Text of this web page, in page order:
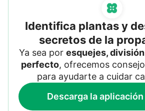
Identifica plantas y
secretos de la
Ya sea por esquejes,
perfecto, ofrecemos
para ayudarte a cuidar
Descarga la